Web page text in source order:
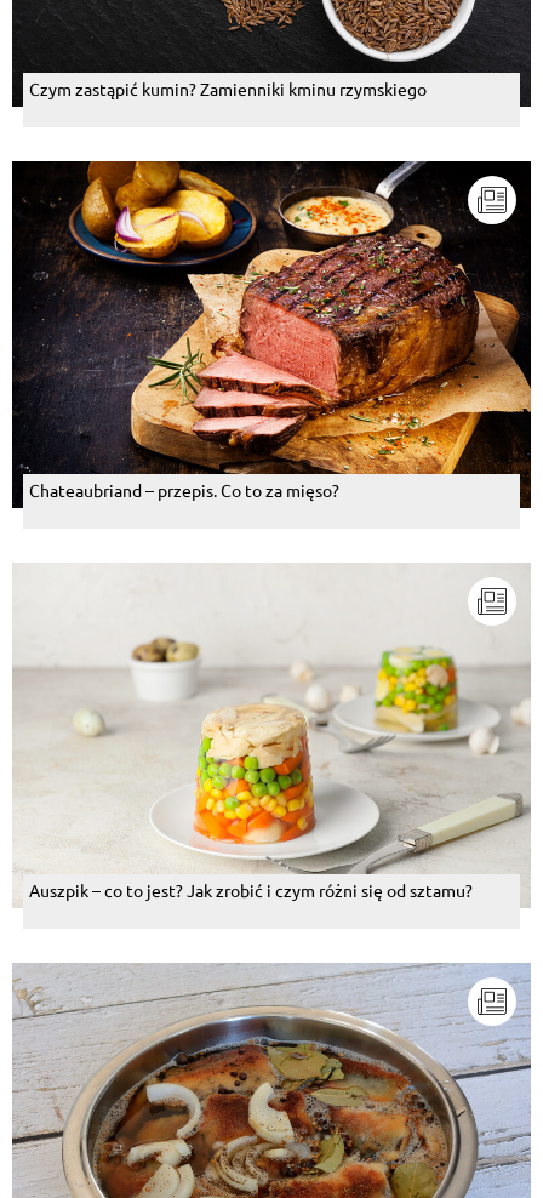
Czym zastąpić kumin? Zamienniki kminu rzymskiego
Chateaubriand – przepis. Co to za mięso?
Auszpik – co to jest? Jak zrobić i czym różni się od sztamu?